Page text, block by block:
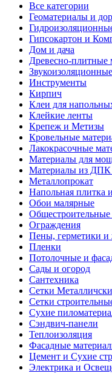
Все категории
Геоматериалы и
Гипсокартон и
Дом и дача
Древесно-плитные
Инструменты
Кирпич
Клеи для
Клейкие ленты
Крепеж и Метизы
Кровельные
Лакокрасочные
Материалы для
Материалы из
Металлопрокат
Напольная плитка
Обои малярные
Ограждения
Пены, герметики и
Пленки
Потолочные и
Сады и огород
Сантехника
Сетки
Сетки
Сухие
Сэндвич-панели
Теплоизоляция
Фасадные
Цемент и Сухие
Электрика и